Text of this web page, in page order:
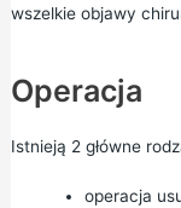
wszelkie objawy
Operacja
Istnieją 2 główne
operacja